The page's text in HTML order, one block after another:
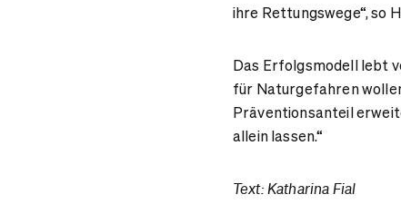
ihre Rettungswege“, so
Das Erfolgsmodell lebt
für Naturgefahren
Präventionsanteil
allein lassen.“
Text: Katharina Fial